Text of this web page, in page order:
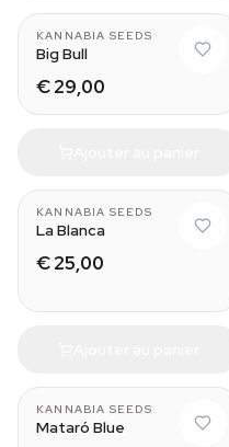
KANNABIA SEEDS
Big Bull
€ 29,00
KANNABIA SEEDS
La Blanca
€ 25,00
KANNABIA SEEDS
Mataró Blue